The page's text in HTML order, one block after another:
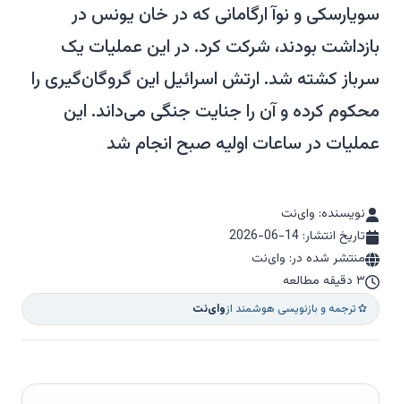
سویارسکی و نوآ ارگامانی که در خان یونس در
بازداشت بودند، شرکت کرد. در این عملیات یک
سرباز کشته شد. ارتش اسرائیل این گروگان‌گیری را
محکوم کرده و آن را جنایت جنگی می‌داند. این
عملیات در ساعات اولیه صبح انجام شد
نویسنده: وای‌نت
تاریخ انتشار: 2026-06-14
منتشر شده در: وای‌نت
۳ دقیقه مطالعه
ترجمه و بازنویسی هوشمند ازوای‌نت